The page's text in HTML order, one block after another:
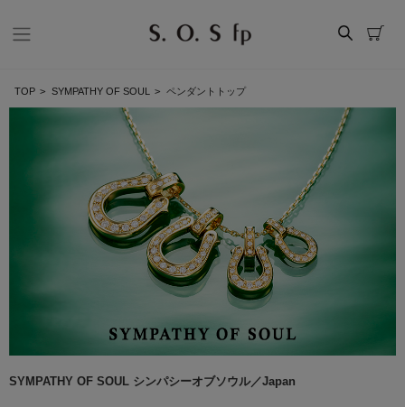
TOP > SYMPATHY OF SOUL > ペンダントトップ
SYMPATHY OF SOUL シンパシーオブソウル／Japan